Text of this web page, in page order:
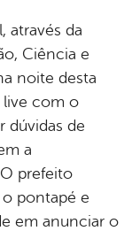
através da
Ciência e
noite desta
live com o
dúvidas de
a
prefeito
o pontapé e
em anunciar o